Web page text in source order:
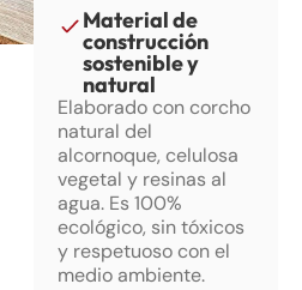
Material de
construcción
sostenible y
natural
Elaborado con corcho
natural del
alcornoque, celulosa
vegetal y resinas al
agua. Es 100%
ecológico, sin tóxicos
y respetuoso con el
medio ambiente.